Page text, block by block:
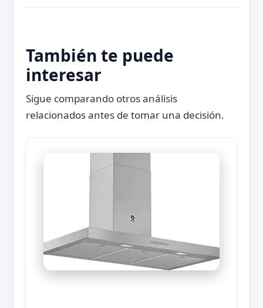
También te puede
interesar
Sigue comparando otros análisis
relacionados antes de tomar una decisión.